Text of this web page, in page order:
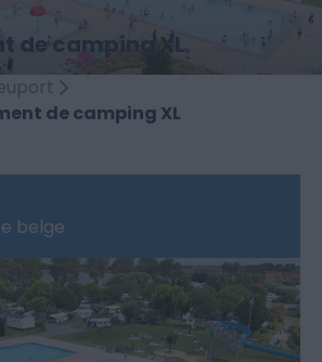
de camping XL
de camping XL
belge